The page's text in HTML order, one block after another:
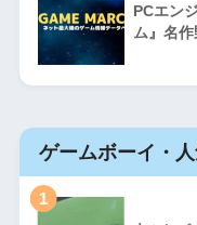
PCエン
ム』名
ゲームボーイ・
1